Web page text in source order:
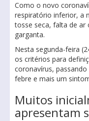
Como o novo
respiratório inferior, a
tosse seca, falta de ar
garganta.
Nesta segunda-feira
os critérios para
coronavírus,
febre e mais um
Muitos
apresentam